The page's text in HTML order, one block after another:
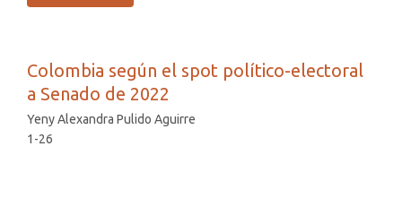
Colombia según el spot político-electoral
a Senado de 2022
Yeny Alexandra Pulido Aguirre
1-26